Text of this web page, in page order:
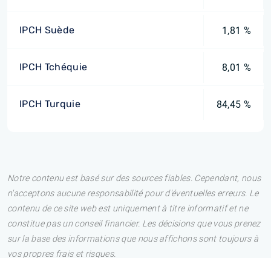
IPCH Suède 1,81 %
IPCH Tchéquie 8,01 %
IPCH Turquie 84,45 %
Notre contenu est basé sur des sources fiables. Cependant, nous
n'acceptons aucune responsabilité pour d'éventuelles erreurs. Le
contenu de ce site web est uniquement à titre informatif et ne
constitue pas un conseil financier. Les décisions que vous prenez
sur la base des informations que nous affichons sont toujours à
vos propres frais et risques.